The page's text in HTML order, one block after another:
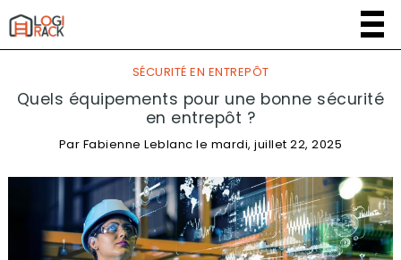
SÉCURITÉ EN ENTREPÔT
Quels équipements pour une bonne sécurité
en entrepôt ?
Par Fabienne Leblanc le mardi, juillet 22, 2025